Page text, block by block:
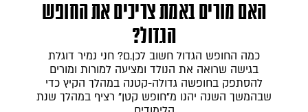
האם מורים באמת צריכים את החופש
הגדול?
כמה החופש הגדול חשוב לכן.ם? חני נמיר דוגלת
בגישה שרואה את הנולד ומציעה למורות ומורים
להסתפק בחופשה גדולה-קטנה במהלך הקיץ כדי
שבהמשך השנה יהנו מ"חופש קטן" רציף במהלך שנת